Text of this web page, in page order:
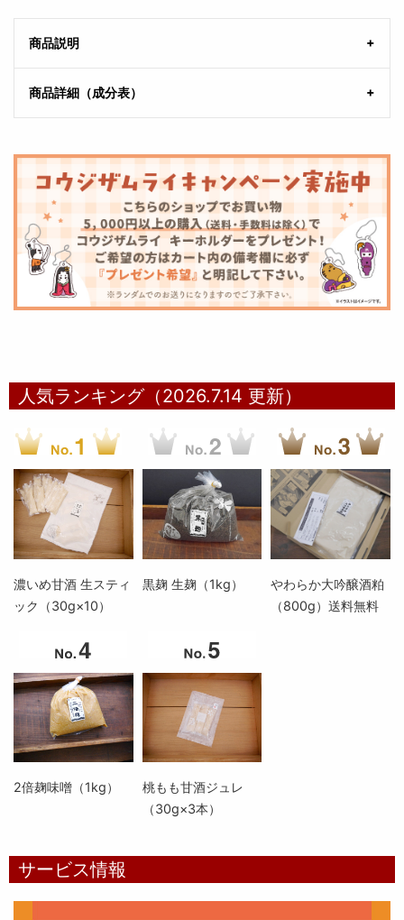
商品説明
商品詳細（成分表）
人気ランキング（2026.7.14 更新）
濃いめ甘酒 生スティ
ック（30g×10）
黒麹 生麹（1kg）
やわらか大吟醸酒粕
（800g）送料無料
2倍麹味噌（1kg）
桃もも甘酒ジュレ
（30g×3本）
サービス情報